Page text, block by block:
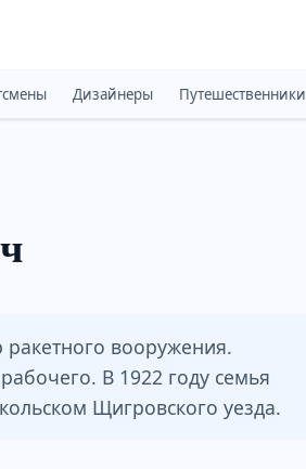
Дизайнеры Путешественники
вооружения.
В 1922 году семья
Щигровского уезда.